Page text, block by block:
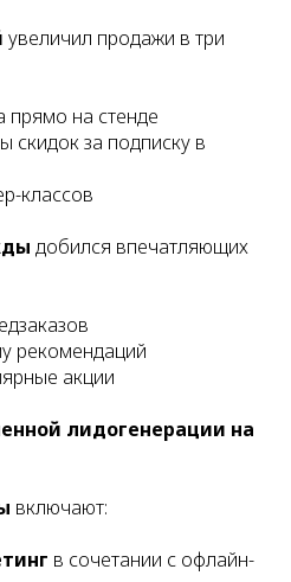
увеличил продажи в три
на стенде
скидок за подписку в
классов
добился впечатляющих
рекомендаций
акции
лидогенерации на
включают:
в сочетании с офлайн-